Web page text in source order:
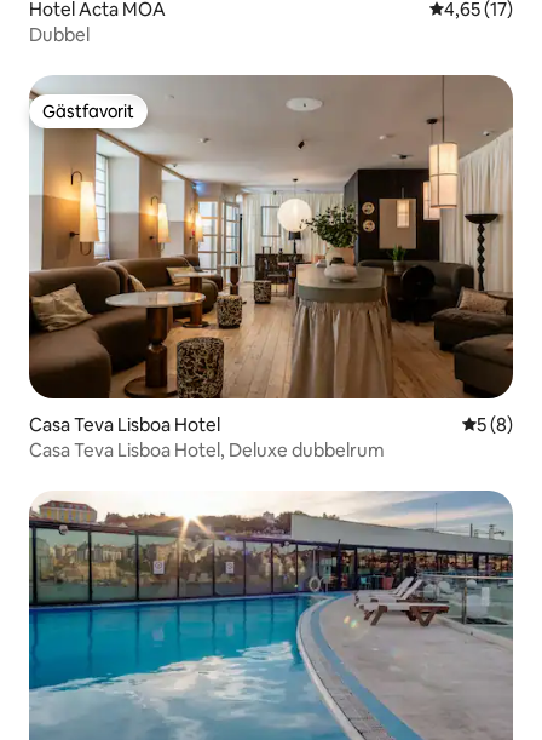
Hotel Acta MOA 4,65 av 5 i
4,65 (17)
Dubbel
Gästfavorit
Gästfavorit
Casa Teva Lisboa Hotel 5 av 5 i
5 (8)
Casa Teva Lisboa Hotel, Deluxe dubbelrum